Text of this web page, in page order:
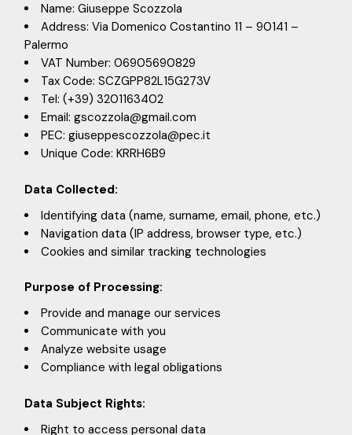
Name: Giuseppe Scozzola
Address: Via Domenico Costantino 11 – 90141 –
Palermo
VAT Number: 06905690829
Tax Code: SCZGPP82L15G273V
Tel: (+39) 3201163402
Email: gscozzola@gmail.com
PEC: giuseppescozzola@pec.it
Unique Code: KRRH6B9
Data Collected:
Identifying data (name, surname, email, phone, etc.)
Navigation data (IP address, browser type, etc.)
Cookies and similar tracking technologies
Purpose of Processing:
Provide and manage our services
Communicate with you
Analyze website usage
Compliance with legal obligations
Data Subject Rights:
Right to access personal data